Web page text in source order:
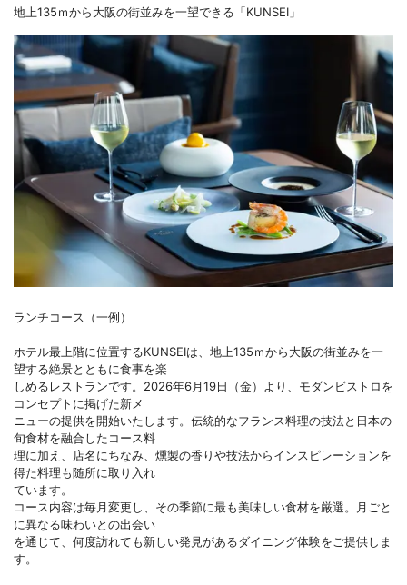
地上135ｍから大阪の街並みを一望できる「KUNSEI」
ランチコース（一例）
ホテル最上階に位置するKUNSEIは、地上135ｍから大阪の街並みを一
望する絶景とともに食事を楽
しめるレストランです。2026年6月19日（金）より、モダンビストロを
コンセプトに掲げた新メ
ニューの提供を開始いたします。伝統的なフランス料理の技法と日本の
旬食材を融合したコース料
理に加え、店名にちなみ、燻製の香りや技法からインスピレーションを
得た料理も随所に取り入れ
ています。
コース内容は毎月変更し、その季節に最も美味しい食材を厳選。月ごと
に異なる味わいとの出会い
を通じて、何度訪れても新しい発見があるダイニング体験をご提供しま
す。